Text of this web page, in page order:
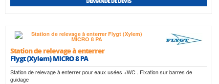
Station de relevage à enterrer
Flygt (Xylem) MICRO 8 PA
Station de relevage à enterrer pour eaux usées +WC . Fixation sur barres de
guidage